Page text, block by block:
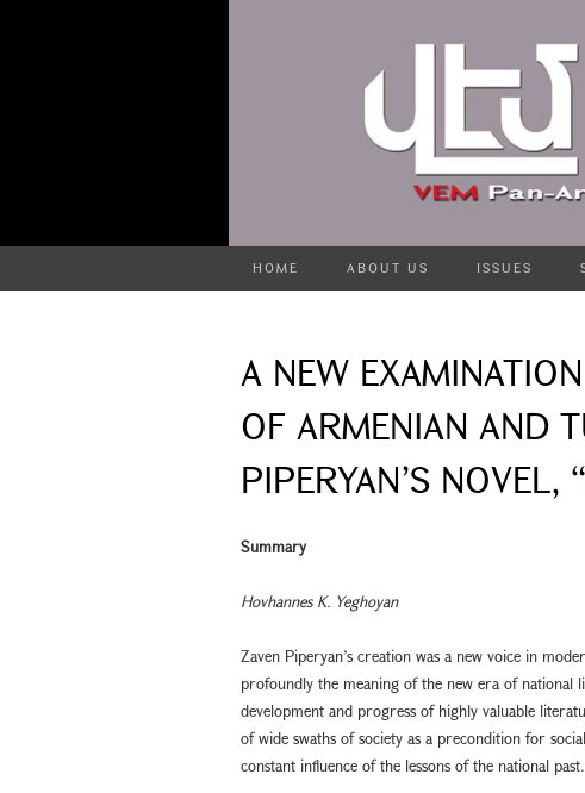
HOME ABOUT US ISSUES
A NEW
OF ARMENIAN AND
PIPERYAN’S NOVEL,
Summary
Hovhannes K. Yeghoyan
Zaven Piperyan’s creation was a new voice in
profoundly the meaning of the new era of
development and progress of highly valuable
of wide swaths of society as a precondition for
constant influence of the lessons of the national past.